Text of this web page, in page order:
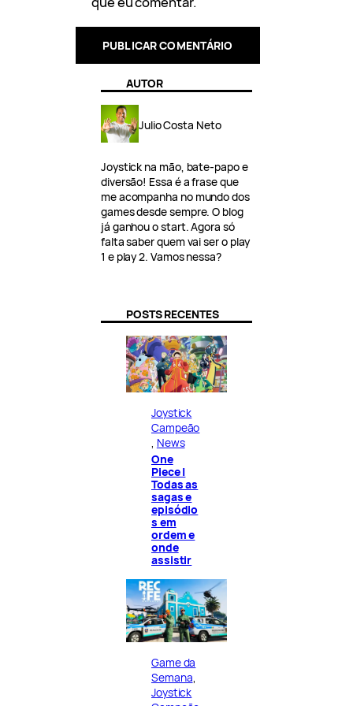
AUTOR
Julio Costa Neto
Joystick na mão, bate-papo e
diversão! Essa é a frase que
me acompanha no mundo dos
games desde sempre. O blog
já ganhou o start. Agora só
falta saber quem vai ser o play
1 e play 2. Vamos nessa?
POSTS RECENTES
Joystick
Campeão
News
One
Piece |
Todas as
sagas e
episódio
s em
ordem e
onde
assistir
Game da
Semana
Joystick